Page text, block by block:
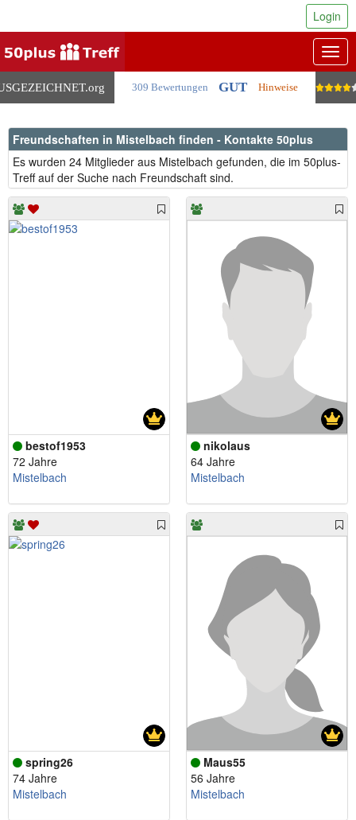
.org 309 Bewertungen GUT Hinweise
Login
Freundschaften in Mistelbach finden - Kontakte 50plus
Es wurden 24 Mitglieder aus Mistelbach gefunden, die im 50plus-
Treff auf der Suche nach Freundschaft sind.
bestof1953
72 Jahre
Mistelbach
nikolaus
64 Jahre
Mistelbach
spring26
74 Jahre
Mistelbach
Maus55
56 Jahre
Mistelbach